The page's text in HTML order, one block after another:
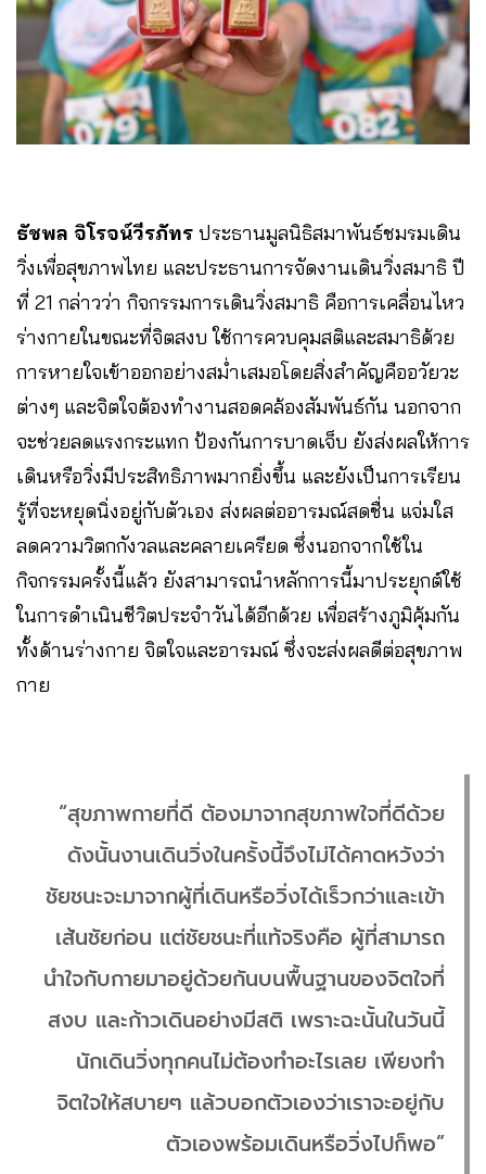
ธัชพล จิโรจน์วีรภัทร ประธานมูลนิธิสมาพันธ์ชมรมเดิน
วิ่งเพื่อสุขภาพไทย และประธานการจัดงานเดินวิ่งสมาธิ ปี
ที่ 21 กล่าวว่า กิจกรรมการเดินวิ่งสมาธิ คือการเคลื่อนไหว
ร่างกายในขณะที่จิตสงบ ใช้การควบคุมสติและสมาธิด้วย
การหายใจเข้าออกอย่างสม่ำเสมอโดยสิ่งสำคัญคืออวัยวะ
ต่างๆ และจิตใจต้องทำงานสอดคล้องสัมพันธ์กัน นอกจาก
จะช่วยลดแรงกระแทก ป้องกันการบาดเจ็บ ยังส่งผลให้การ
เดินหรือวิ่งมีประสิทธิภาพมากยิ่งขึ้น และยังเป็นการเรียน
รู้ที่จะหยุดนิ่งอยู่กับตัวเอง ส่งผลต่ออารมณ์สดชื่น แจ่มใส
ลดความวิตกกังวลและคลายเครียด ซึ่งนอกจากใช้ใน
กิจกรรมครั้งนี้แล้ว ยังสามารถนำหลักการนี้มาประยุกต์ใช้
ในการดำเนินชีวิตประจำวันได้อีกด้วย เพื่อสร้างภูมิคุ้มกัน
ทั้งด้านร่างกาย จิตใจและอารมณ์ ซึ่งจะส่งผลดีต่อสุขภาพ
กาย
“สุขภาพกายที่ดี ต้องมาจากสุขภาพใจที่ดีด้วย
ดังนั้นงานเดินวิ่งในครั้งนี้จึงไม่ได้คาดหวังว่า
ชัยชนะจะมาจากผู้ที่เดินหรือวิ่งได้เร็วกว่าและเข้า
เส้นชัยก่อน แต่ชัยชนะที่แท้จริงคือ ผู้ที่สามารถ
นำใจกับกายมาอยู่ด้วยกันบนพื้นฐานของจิตใจที่
สงบ และก้าวเดินอย่างมีสติ เพราะฉะนั้นในวันนี้
นักเดินวิ่งทุกคนไม่ต้องทำอะไรเลย เพียงทำ
จิตใจให้สบายๆ แล้วบอกตัวเองว่าเราจะอยู่กับ
ตัวเองพร้อมเดินหรือวิ่งไปก็พอ”